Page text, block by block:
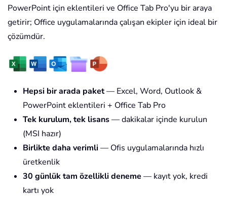
PowerPoint için eklentileri ve Office Tab Pro'yu bir araya
getirir; Office uygulamalarında çalışan ekipler için ideal bir
çözümdür.
Hepsi bir arada paket— Excel, Word, Outlook &
PowerPoint eklentileri + Office Tab Pro
Tek kurulum, tek lisans— dakikalar içinde kurulun
(MSI hazır)
Birlikte daha verimli — Ofis uygulamalarında hızlı
üretkenlik
30 günlük tam özellikli deneme — kayıt yok, kredi
kartı yok